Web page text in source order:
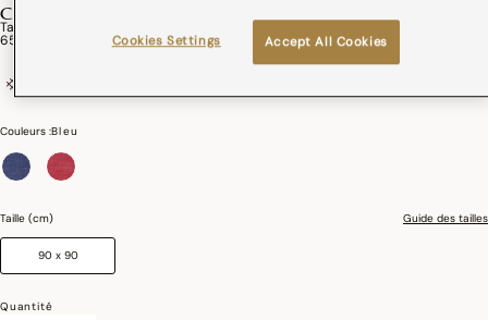
COCO-RICO
Tablier Coco-Rico Élysée Coton
65,00€
Couleurs :Bleu
Taille (cm) Guide des tailles
90 x 90
Quantité
Accept All Cookies
Cookies Settings